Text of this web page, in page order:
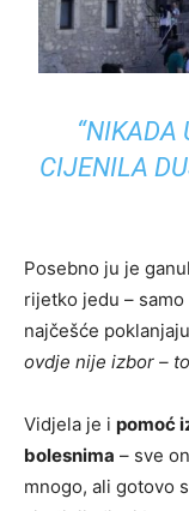
“NIKADA
CIJENILA
Posebno ju je
rijetko jedu –
najčešće poklanjaju
ovdje nije izbor –
Vidjela je i pomoć
bolesnima – sve
mnogo, ali gotovo